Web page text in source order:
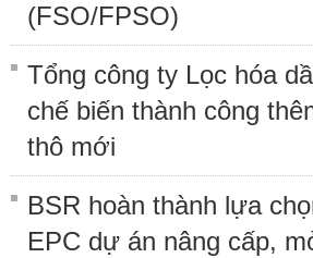
(FSO/FPSO)
Tổng công ty Lọc hóa
chế biến thành công
thô mới
BSR hoàn thành lựa
EPC dự án nâng cấp,